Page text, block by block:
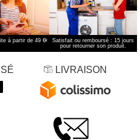
à partir de 49 €*
Satisfait ou remboursé : 15 jours
pour retourner son produit.
LIVRAISON